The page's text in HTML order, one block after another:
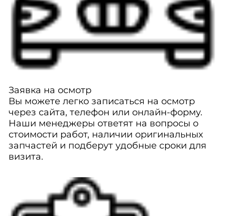
Заявка на осмотр
Вы можете легко записаться на осмотр
через сайта, телефон или онлайн-форму.
Наши менеджеры ответят на вопросы о
стоимости работ, наличии оригинальных
запчастей и подберут удобные сроки для
визита.